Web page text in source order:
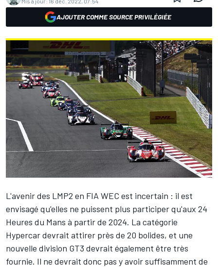
AJOUTER COMME SOURCE PRIVILÉGIÉE
L'avenir des LMP2 en FIA WEC est incertain : il est
envisagé qu'elles ne puissent plus participer qu'aux 24
Heures du Mans à partir de 2024. La catégorie
Hypercar devrait attirer près de 20 bolides, et une
nouvelle division GT3 devrait également être très
fournie. Il ne devrait donc pas y avoir suffisamment de